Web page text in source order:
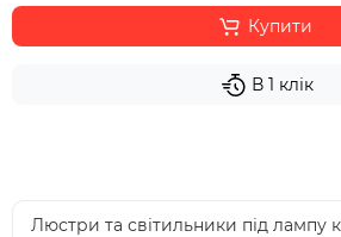
Купити
В 1 клік
Люстри та світильники під лампу